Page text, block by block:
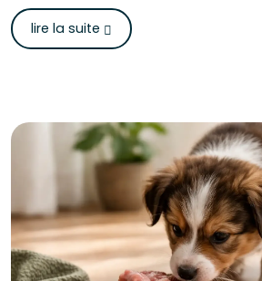
lire la suite